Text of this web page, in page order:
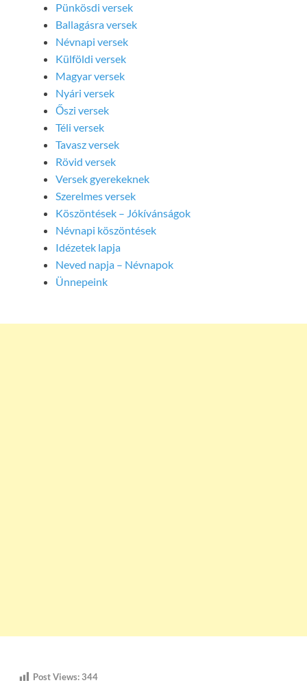
Pünkösdi versek
Ballagásra versek
Névnapi versek
Külföldi versek
Magyar versek
Nyári versek
Őszi versek
Téli versek
Tavasz versek
Rövid versek
Versek gyerekeknek
Szerelmes versek
Köszöntések – Jókívánságok
Névnapi köszöntések
Idézetek lapja
Neved napja – Névnapok
Ünnepeink
Post Views:344